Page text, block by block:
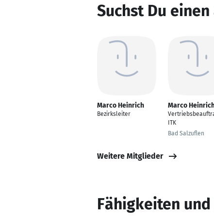
Suchst Du
Marco Heinrich
Bezirksleiter
Marco
ITK
Bad Salzuflen
Weitere Mitglieder
Fähigkeiten